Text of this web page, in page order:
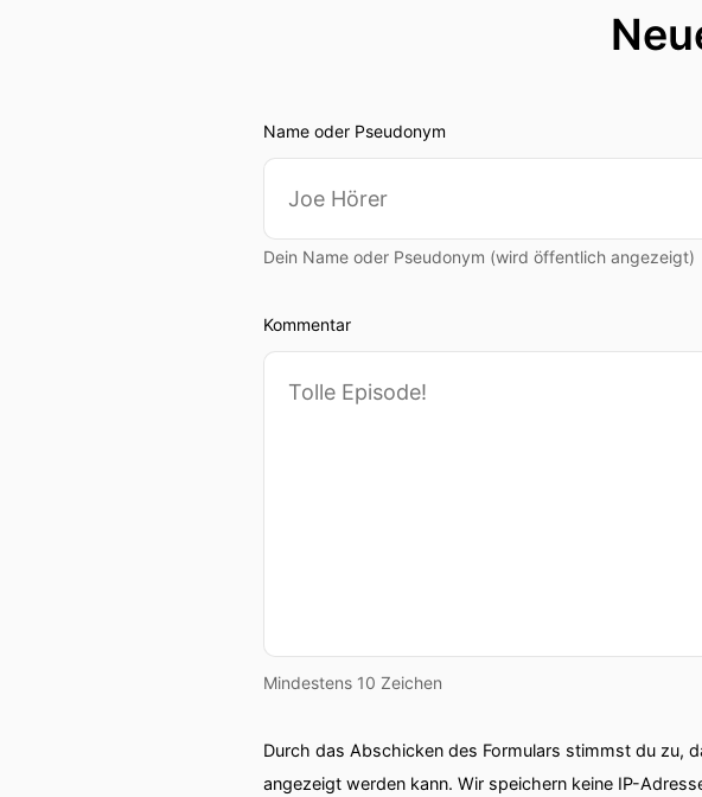
Name oder Pseudonym
Dein Name oder Pseudonym (wird öffentlich angezeigt)
Kommentar
Mindestens 10 Zeichen
Durch das Abschicken des Formulars stimmst du zu,
angezeigt werden kann. Wir speichern keine IP-